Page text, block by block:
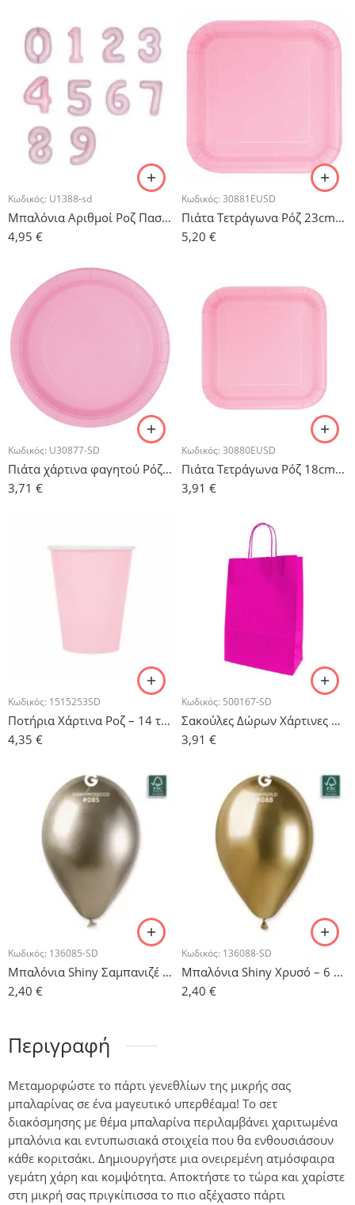
Κωδικός: U1388-sd
Μπαλόνια Αριθμοί Ροζ Παστέλ – 86 cm
4,95 €
Κωδικός: 30881EUSD
Πιάτα Τετράγωνα Ρόζ 23cm – 14τμχ.
5,20 €
Κωδικός: U30877-SD
Πιάτα χάρτινα φαγητού Ρόζ – 8τμχ.
3,71 €
Κωδικός: 30880EUSD
Πιάτα Τετράγωνα Ρόζ 18cm – 16τμχ.
3,91 €
Κωδικός: 1515253SD
Ποτήρια Χάρτινα Ροζ – 14 τμχ.
4,35 €
Κωδικός: 500167-SD
Σακούλες Δώρων Χάρτινες Ρόζ – 5τμχ.
3,91 €
Κωδικός: 136085-SD
Μπαλόνια Shiny Σαμπανιζέ – 6 τμχ.
2,40 €
Κωδικός: 136088-SD
Μπαλόνια Shiny Χρυσό – 6 τμχ.
2,40 €
Περιγραφή
Μεταμορφώστε το πάρτι γενεθλίων της μικρής σας
μπαλαρίνας σε ένα μαγευτικό υπερθέαμα! Το σετ
διακόσμησης με θέμα μπαλαρίνα περιλαμβάνει χαριτωμένα
μπαλόνια και εντυπωσιακά στοιχεία που θα ενθουσιάσουν
κάθε κοριτσάκι. Δημιουργήστε μια ονειρεμένη ατμόσφαιρα
γεμάτη χάρη και κομψότητα. Αποκτήστε το τώρα και χαρίστε
στη μικρή σας πριγκίπισσα το πιο αξέχαστο πάρτι